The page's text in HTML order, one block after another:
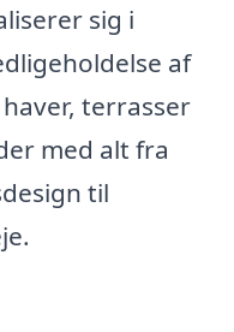
sig i
af
terrasser
med alt fra
til